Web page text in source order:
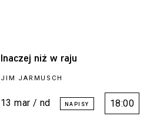
Inaczej niż w raju
JIM JARMUSCH
13 mar / nd 18:00